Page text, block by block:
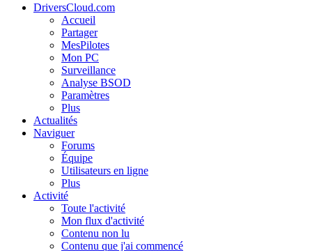
DriversCloud.com
Accueil
Partager
MesPilotes
Mon PC
Surveillance
Analyse BSOD
Paramètres
Plus
Actualités
Naviguer
Forums
Équipe
Utilisateurs en ligne
Plus
Activité
Toute l'activité
Mon flux d'activité
Contenu non lu
Contenu que j'ai commencé